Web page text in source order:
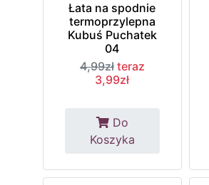
Łata na spodnie
termoprzylepna
Kubuś Puchatek
04
4,99zł teraz
3,99zł
Do
Koszyka